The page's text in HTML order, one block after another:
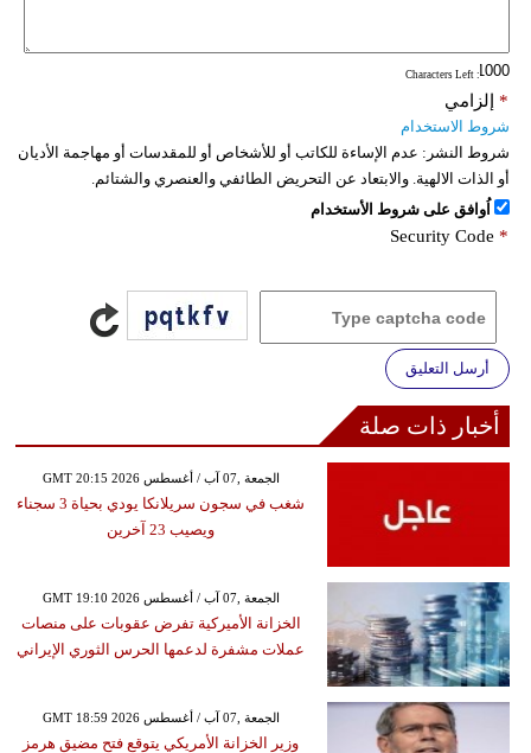
سيارات
: Characters Left
إلزامي *
شروط الاستخدام
شروط النشر: عدم الإساءة للكاتب أو للأشخاص أو للمقدسات أو مهاجمة الأديان
أو الذات الالهية. والابتعاد عن التحريض الطائفي والعنصري والشتائم.
اُوافق على شروط الأستخدام
Security Code *
أرسل التعليق
أخبار ذات صلة
GMT 20:15 2026 الجمعة ,07 آب / أغسطس
شغب في سجون سريلانكا يودي بحياة 3 سجناء
ويصيب 23 آخرين
GMT 19:10 2026 الجمعة ,07 آب / أغسطس
الخزانة الأميركية تفرض عقوبات على منصات
عملات مشفرة لدعمها الحرس الثوري الإيراني
GMT 18:59 2026 الجمعة ,07 آب / أغسطس
وزير الخزانة الأمريكي يتوقع فتح مضيق هرمز